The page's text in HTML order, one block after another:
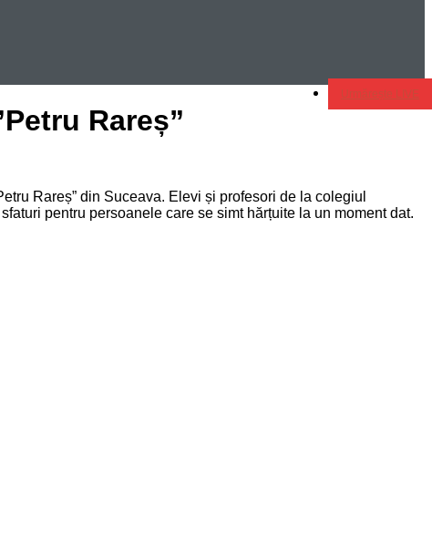
Urmărește LIVE
Rareș”
Rareș” din Suceava. Elevi și profesori de la colegiul
pentru persoanele care se simt hărțuite la un moment dat.